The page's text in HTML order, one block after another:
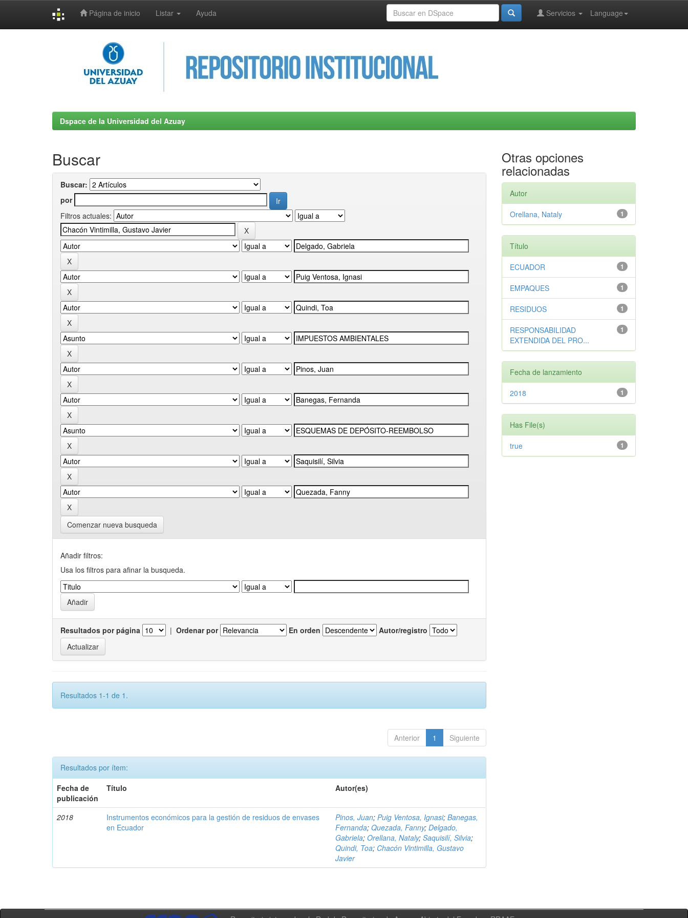
Página de inicio Listar Ayuda Language
Servicios
Dspace de la Universidad del Azuay
Buscar
Buscar:
por
Filtros actuales:
Comenzar nueva busqueda
Añadir filtros:
Usa los filtros para afinar la busqueda.
Resultados por página | Ordenar por En orden Autor/registro
Resultados 1-1 de 1.
Anterior 1 Siguiente
Resultados por ítem:
Fecha de
publicación
Título Autor(es)
2018
Instrumentos económicos para la gestión de residuos de envases
en Ecuador
Pinos, Juan;Puig Ventosa, Ignasi;Banegas,
Fernanda;Quezada, Fanny;Delgado,
Gabriela;Orellana, Nataly;Saquisilí, Silvia;
Quindi, Toa; Chacón Vintimilla, Gustavo
Javier
Otras opciones
relacionadas
Autor
1
Orellana, Nataly
Título
1
ECUADOR
1
EMPAQUES
1
RESIDUOS
1
RESPONSABILIDAD
EXTENDIDA DEL PRO...
Fecha de lanzamiento
1
2018
Has File(s)
1
true